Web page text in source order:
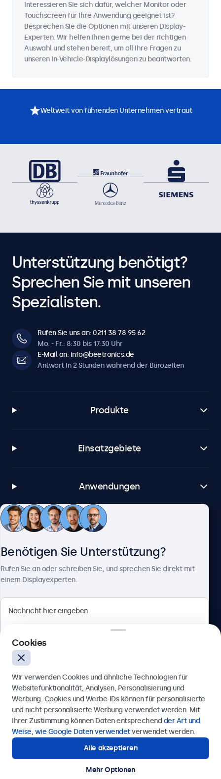
Interessieren Sie sich dafür, welcher Monitor oder
Touchscreen für Ihre Anwendung geeignet ist?
Besprechen Sie die Optionen mit unseren Display-
Experten. Wir helfen Ihnen gerne bei der richtigen
Auswahl und stehen bereit, um all Ihre Fragen zu
unseren In-Vehicle-Displaylösungen zu beantworten.
Weltweit von führenden Unternehmen vertraut
Unterstützung benötigt?
Sprechen Sie mit unseren
Spezialisten.
Rufen Sie uns an: 0211 38 78 95 62
Mo. - Fr.: 8:30 bis 17:30 Uhr
E-Mail an: info@beetronics.de
Antwort in 2 Stunden während der Bürozeiten
Produkte
Einsatzgebiete
Anwendungen
Kundenservice
Berliner Allee 59, 40212 Düsseldorf, Deutschland
Deutsch
© 2026 Beetronics
Benötigen Sie Unterstützung?
Rufen Sie an oder schreiben Sie, und sprechen Sie direkt mit
einem Displayexperten.
Anfrage senden
Rufen Sie uns an unter0211 38 78 95 62
Benötigen Sie Unterstützung?
Kontaktieren Sie uns!
Cookies
Wir verwenden Cookies und ähnliche Technologien für
Websitefunktionalität, Analysen, Personalisierung und
Werbung. Cookies und Werbe-IDs können für personalisierte
und nicht personalisierte Werbung verwendet werden. Mit
Ihrer Zustimmung können Daten entsprechend der Art und
Weise, wie Google Daten verwendetverwendet werden.
Alle akzeptieren
Mehr Optionen